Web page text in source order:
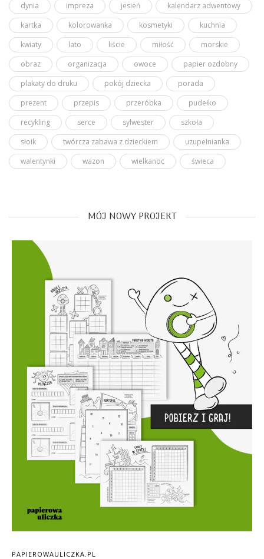
dynia
impreza jesień
kalendarz adwentowy
kartka
kolorowanka kosmetyki
kuchnia
kwiaty
lato liście miłość
morskie
obraz
organizacja owoce
papier ozdobny
plakaty do druku
pokój dziecka
porada
prezent
przepis przeróbka
pudełko
recykling
serce sylwester
szkoła
słoik
twórcza zabawa z dzieckiem
uzupełnianka
walentynki
wazon wielkanoc świeca
MÓJ NOWY PROJEKT
PAPIEROWAULICZKA.PL